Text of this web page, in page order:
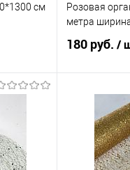
см
наличии
Розовая
метра
180 руб. /
Купить в 1
В